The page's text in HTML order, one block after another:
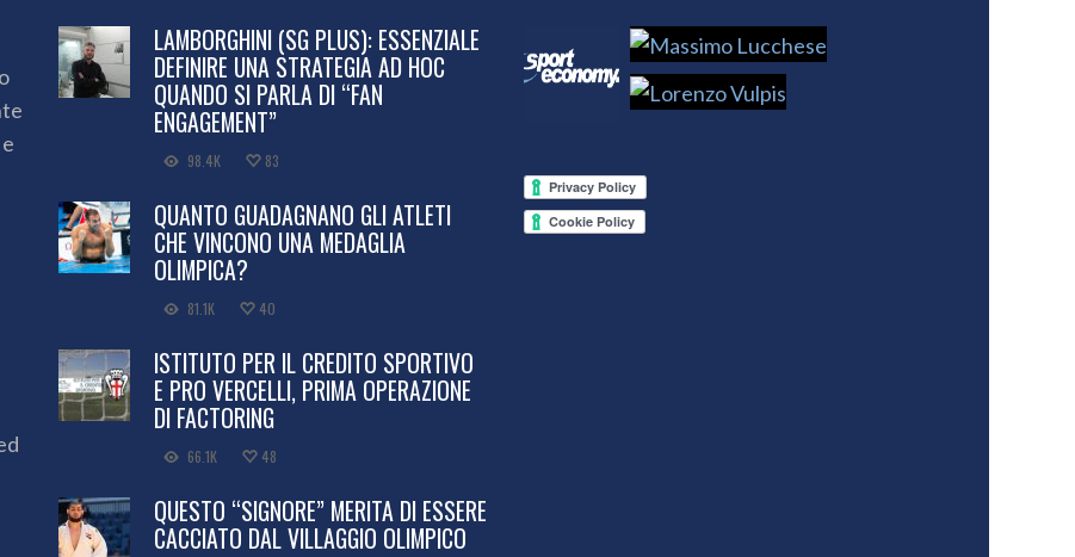
LAMBORGHINI (SG PLUS): ESSENZIALE
DEFINIRE UNA STRATEGIA AD HOC
QUANDO SI PARLA DI “FAN
ENGAGEMENT”
98.4K 83
QUANTO GUADAGNANO GLI ATLETI
CHE VINCONO UNA MEDAGLIA
OLIMPICA?
81.1K 40
ISTITUTO PER IL CREDITO SPORTIVO
E PRO VERCELLI, PRIMA OPERAZIONE
DI FACTORING
66.1K 48
QUESTO “SIGNORE” MERITA DI ESSERE
CACCIATO DAL VILLAGGIO OLIMPICO